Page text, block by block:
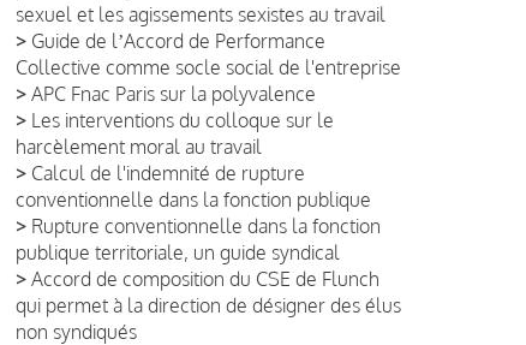
sexuel et les agissements sexistes au travail
> Guide de lʼAccord de Performance
Collective comme socle social de l'entreprise
> APC Fnac Paris sur la polyvalence
> Les interventions du colloque sur le
harcèlement moral au travail
> Calcul de l'indemnité de rupture
conventionnelle dans la fonction publique
> Rupture conventionnelle dans la fonction
publique territoriale, un guide syndical
> Accord de composition du CSE de Flunch
qui permet à la direction de désigner des élus
non syndiqués